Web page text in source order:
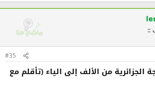
::
#35
1) اللهجة الجزائرية من الألف إلى الياء (تأقلم مع